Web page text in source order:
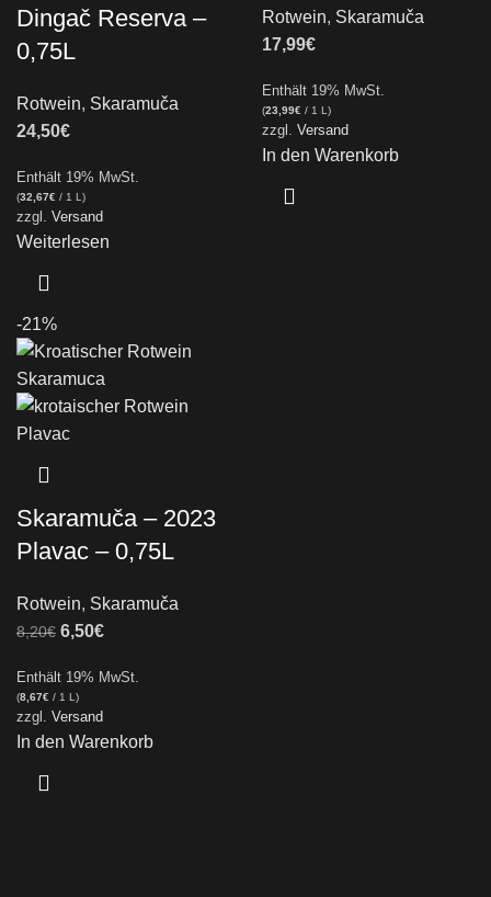
Dingač Reserva –
0,75L
Rotwein, Skaramuča
24,50€
Enthält 19% MwSt.
(32,67€ / 1 L)
zzgl. Versand
Weiterlesen
Rotwein, Skaramuča
17,99€
Enthält 19% MwSt.
(23,99€ / 1 L)
zzgl. Versand
In den Warenkorb
-21%
Skaramuča – 2023
Plavac – 0,75L
Rotwein, Skaramuča
8,20€ 6,50€
Enthält 19% MwSt.
(8,67€ / 1 L)
zzgl. Versand
In den Warenkorb